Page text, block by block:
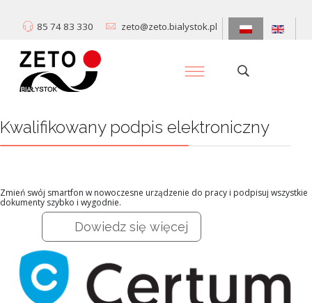
85 74 83 330 zeto@zeto.bialystok.pl
Kwalifikowany podpis elektroniczny
Zmień swój smartfon w nowoczesne urządzenie do pracy i podpisuj wszystkie
dokumenty szybko i wygodnie.
Dowiedz się więcej